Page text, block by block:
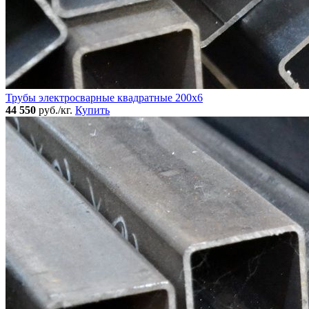
Трубы электросварные квадратные 200x6
44 550 руб./кг. Купить